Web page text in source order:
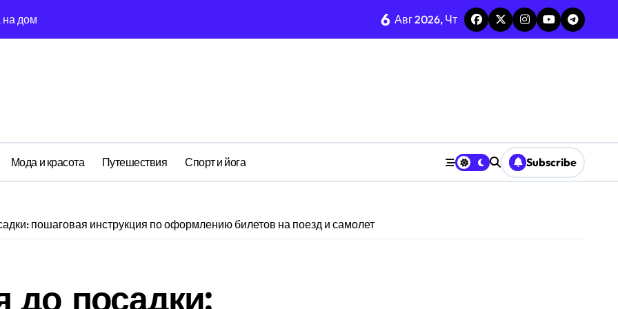
на дом
алкогольной интоксикации на дому
на дом: детоксикация и кодирование круглосуточно
медицинской реабилитации
лица и тела
6 Авг 2026, Чт
Мода и красота Путешествия Спорт и йога Subscribe
пошаговая инструкция по оформлению билетов на поезд и самолет
до посадки: